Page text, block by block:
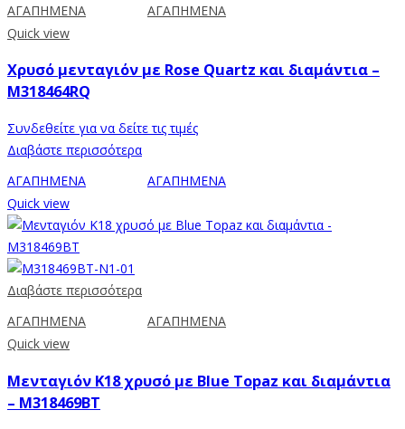
ΑΓΑΠΗΜΕΝΑ
ΑΓΑΠΗΜΕΝΑ
Quick view
Χρυσό μενταγιόν με Rose Quartz και διαμάντια –
M318464RQ
Συνδεθείτε για να δείτε τις τιμές
Διαβάστε περισσότερα
ΑΓΑΠΗΜΕΝΑ
ΑΓΑΠΗΜΕΝΑ
Quick view
Διαβάστε περισσότερα
ΑΓΑΠΗΜΕΝΑ
ΑΓΑΠΗΜΕΝΑ
Quick view
Μενταγιόν Κ18 χρυσό με Blue Topaz και διαμάντια
– M318469BT